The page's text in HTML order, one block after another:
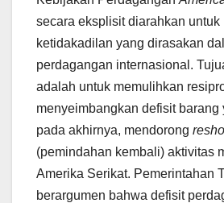
secara eksplisit diarahkan untuk
ketidakadilan yang dirasakan
perdagangan internasional.
adalah untuk memulihkan
menyeimbangkan defisit barang
pada akhirnya, mendorong
(pemindahan kembali) aktivitas
Amerika Serikat. Pemerintahan
berargumen bahwa defisit